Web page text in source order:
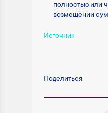
полностью или
возмещении
Источник
Поделиться